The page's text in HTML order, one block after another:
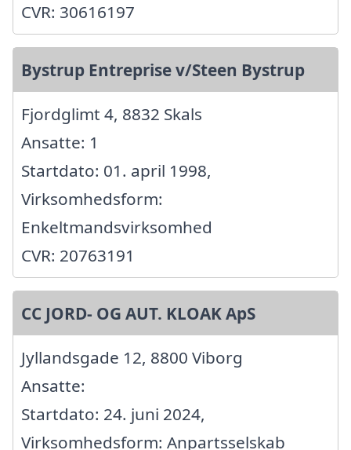
CVR: 30616197
Bystrup Entreprise v/Steen Bystrup
Fjordglimt 4, 8832 Skals
Ansatte: 1
Startdato: 01. april 1998,
Virksomhedsform:
Enkeltmandsvirksomhed
CVR: 20763191
CC JORD- OG AUT. KLOAK ApS
Jyllandsgade 12, 8800 Viborg
Ansatte:
Startdato: 24. juni 2024,
Virksomhedsform: Anpartsselskab